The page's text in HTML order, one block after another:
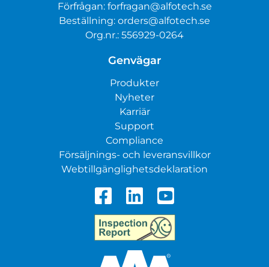
Förfrågan: forfragan@alfotech.se
Beställning: orders@alfotech.se
Org.nr.: 556929-0264
Genvägar
Produkter
Nyheter
Karriär
Support
Compliance
Försäljnings- och leveransvillkor
Webtillgänglighetsdeklaration